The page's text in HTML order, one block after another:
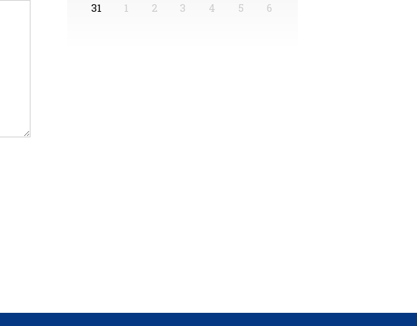
31
1 2 3 4 5 6